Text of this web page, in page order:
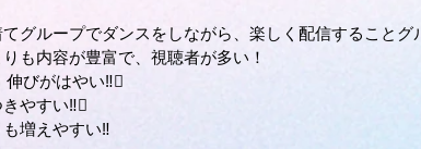
グループでダンスをしながら、楽しく配信することグ
も内容が豊富で、視聴者が多い！
伸びがはやい‼
やすい‼
増えやすい‼